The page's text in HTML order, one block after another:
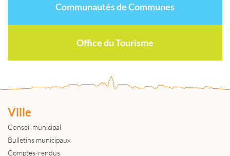
Communautés de Communes
Office du Tourisme
Ville
Conseil municipal
Bulletins municipaux
Comptes-rendus